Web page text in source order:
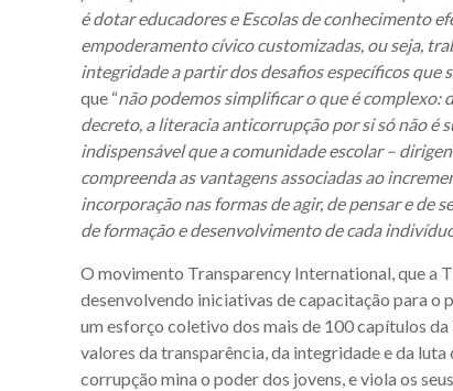
é dotar educadores e Escolas de conhecimento
empoderamento cívico customizadas, ou seja,
integridade a partir dos desafios específicos que
que “não podemos simplificar o que é complexo:
decreto, a literacia anticorrupção por si só não é
indispensável que a comunidade escolar –
compreenda as vantagens associadas ao
incorporação nas formas de agir, de pensar e de
de formação e desenvolvimento de cada
O movimento Transparency International, que a
desenvolvendo iniciativas de capacitação para o
um esforço coletivo dos mais de 100 capítulos
valores da transparência, da integridade e da
corrupção mina o poder dos jovens, e viola os